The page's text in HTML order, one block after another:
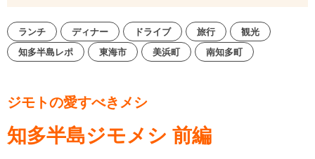
ランチ ディナー ドライブ 旅行
観光
知多半島レポ
東海市 美浜町 南知多町
ジモトの愛すべきメシ
知多半島ジモメシ 前編